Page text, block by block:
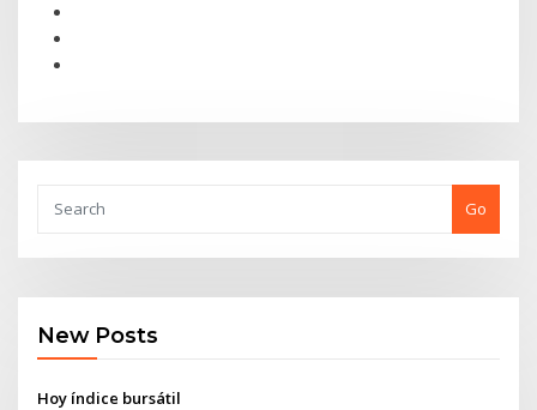
Go
New Posts
Hoy índice bursátil